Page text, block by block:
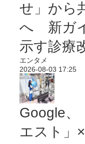
せ」から
へ 新ガ
示す診療
エンタメ
2026-08-03 17:25
Google、
エスト」